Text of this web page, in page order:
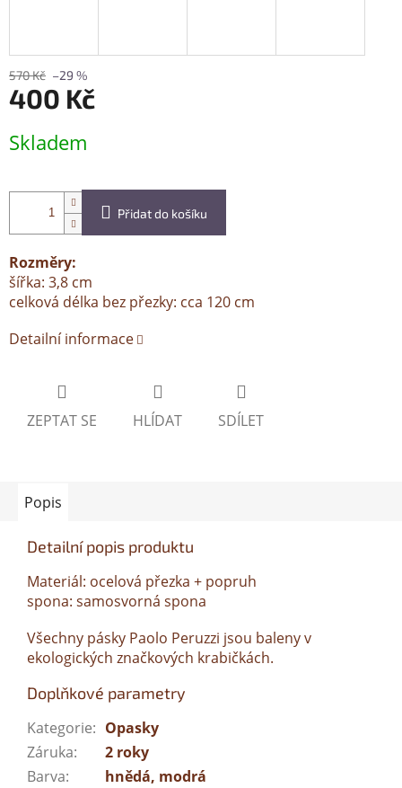
570 Kč –29 %
400 Kč
cena:
Skladem
Přidat do košíku
Rozměry:
šířka: 3,8 cm
celková délka bez přezky: cca 120 cm
Detailní informace
ZEPTAT SE HLÍDAT SDÍLET
Popis
Detailní popis produktu
Materiál: ocelová přezka + popruh
spona: samosvorná spona
Všechny pásky Paolo Peruzzi jsou baleny v
ekologických značkových krabičkách.
Doplňkové parametry
Kategorie: Opasky
Záruka:
2 roky
Barva:
hnědá, modrá